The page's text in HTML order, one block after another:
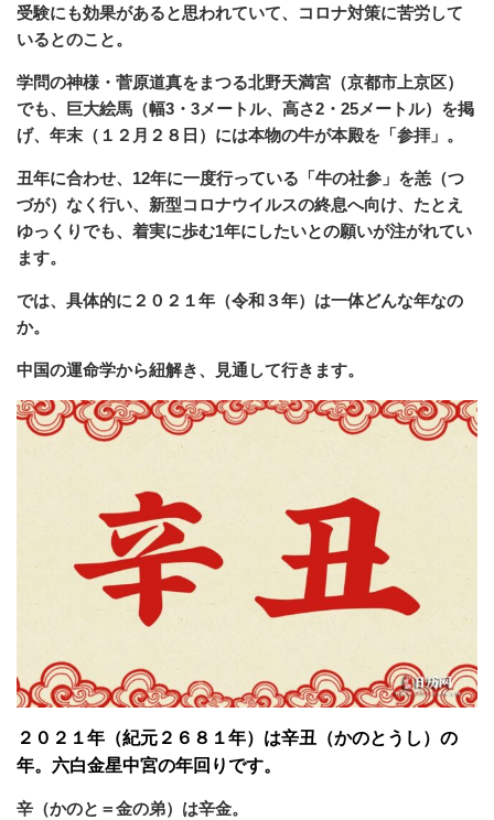
受験にも効果があると思われていて、コロナ対策に苦労して
いるとのこと。
学問の神様・菅原道真をまつる北野天満宮（京都市上京区）
でも、巨大絵馬（幅3・3メートル、高さ2・25メートル）を掲
げ、年末（１２月２８日）には本物の牛が本殿を「参拝」。
丑年に合わせ、12年に一度行っている「牛の社参」を恙（つ
づが）なく行い、新型コロナウイルスの終息へ向け、たとえ
ゆっくりでも、着実に歩む1年にしたいとの願いが注がれてい
ます。
では、具体的に２０２１年（令和３年）は一体どんな年なの
か。
中国の運命学から紐解き、見通して行きます。
２０２１年（紀元２６８１年）は辛丑（かのとうし）の
年。六白金星中宮の年回りです。
辛（かのと＝金の弟）は辛金。